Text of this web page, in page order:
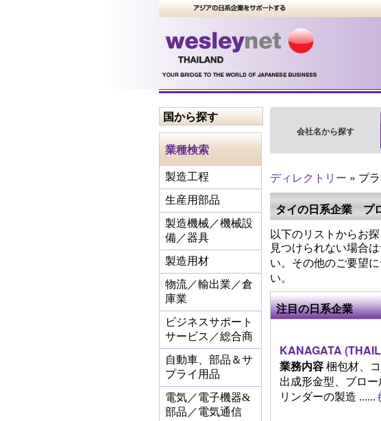
国から探す
業種検索
製造工程
生産用部品
製造機械／機械設
備／器具
製造用材
物流／輸出業／倉
庫業
ビジネスサポート
サービス／総合商
自動車、部品＆サ
プライ用品
電気／電子機器&
部品／電気通信
会社名から探す
ディレクトリー » プ
タイの日系企業 プ
以下のリストからお
見つけられない場合
い。その他のご要望
い。
注目の日系企業
KANAGATA
業務内容梱包材、
出成形金型、ブロ
リンダーの製造 ......